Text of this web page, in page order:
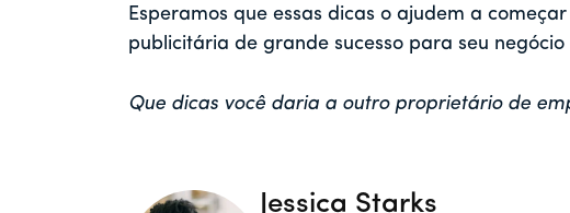
Esperamos que essas dicas o ajudem a
publicitária de grande sucesso para seu negócio
Que dicas você daria a outro proprietário de
Jessica Starks